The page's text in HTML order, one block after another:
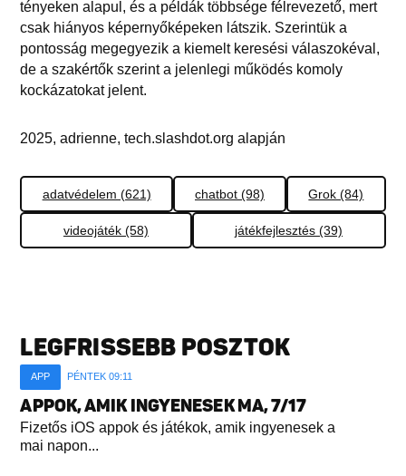
tényeken alapul, és a példák többsége félrevezető, mert
csak hiányos képernyőképeken látszik. Szerintük a
pontosság megegyezik a kiemelt keresési válaszokéval,
de a szakértők szerint a jelenlegi működés komoly
kockázatokat jelent.
2025, adrienne, tech.slashdot.org alapján
adatvédelem (621) chatbot (98) Grok (84)
videojáték (58) játékfejlesztés (39)
LEGFRISSEBB POSZTOK
APP PÉNTEK 09:11
APPOK, AMIK INGYENESEK MA, 7/17
Fizetős iOS appok és játékok, amik ingyenesek a
mai napon...